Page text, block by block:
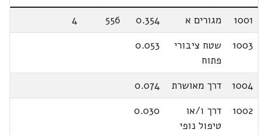
1001
מגורים א 0.354
556
4
1003
שטח ציבורי
פתוח
0.053
1004 דרך מאושרת
0.074
1002
דרך ו/או
טיפול נופי
0.030